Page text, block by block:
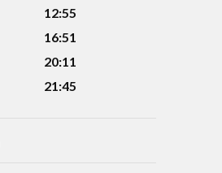
12:55
16:51
20:11
21:45